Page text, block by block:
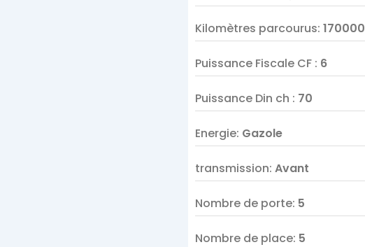
Kilomètres parcourus: 170000
Puissance Fiscale CF : 6
Puissance Din ch : 70
Energie: Gazole
transmission: Avant
Nombre de porte: 5
Nombre de place: 5